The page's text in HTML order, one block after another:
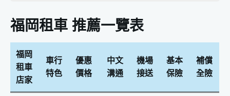
福岡租車 ｜OKS租車-福岡空港營業所
福岡租車 ｜Hi-Hi Car Rental
福岡租車公司比較
福岡租車 推薦一覽表
福岡
租車
店家
車行
特色
優惠
價格
中文
溝通
機場
接送
基本
保險
補償
全險